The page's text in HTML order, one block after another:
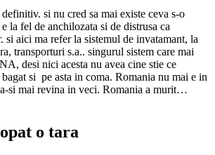
si nu cred sa mai existe ceva s-o
la fel de anchilozata si de distrusa ca
si aici ma refer la sistemul de invatamant, la
transporturi s.a.. singurul sistem care mai
desi nici acesta nu avea cine stie ce
si pe asta in coma. Romania nu mai e in
si mai revina in veci. Romania a murit…
o tara